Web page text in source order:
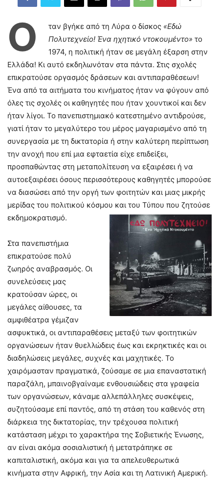
Ό ταν βγήκε από τη Λύρα ο δίσκος «Εδώ
Πολυτεχνείο! Ένα ηχητικό ντοκουμέντο» το
1974, η πολιτική ήταν σε μεγάλη έξαρση στην
Ελλάδα! Κι αυτό εκδηλωνόταν στα πάντα. Στις σχολές
επικρατούσε οργασμός δράσεων και αντιπαραθέσεων!
Ένα από τα αιτήματα του κινήματος ήταν να φύγουν από
όλες τις σχολές οι καθηγητές που ήταν χουντικοί και δεν
ήταν λίγοι. Το πανεπιστημιακό κατεστημένο αντιδρούσε,
γιατί ήταν το μεγαλύτερο του μέρος μαγαρισμένο από τη
συνεργασία με τη δικτατορία ή στην καλύτερη περίπτωση
την ανοχή που επί μια εφταετία είχε επιδείξει,
προσπαθώντας στη μεταπολίτευση να εξαιρέσει ή να
αυτοεξαιρέσει όσους περισσότερους καθηγητές μπορούσε
να διασώσει από την οργή των φοιτητών και μιας μικρής
μερίδας του πολιτικού κόσμου και του Τύπου που ζητούσε
εκδημοκρατισμό.
Στα πανεπιστήμια
επικρατούσε πολύ
ζωηρός αναβρασμός. Οι
συνελεύσεις μας
κρατούσαν ώρες, οι
μεγάλες αίθουσες, τα
αμφιθέατρα γέμιζαν
ασφυκτικά, οι αντιπαραθέσεις μεταξύ των φοιτητικών
οργανώσεων ήταν θυελλώδεις έως και εκρηκτικές και οι
διαδηλώσεις μεγάλες, συχνές και μαχητικές. Το
χαιρόμασταν πραγματικά, ζούσαμε σε μια επαναστατική
παραζάλη, μπαινοβγαίναμε ενθουσιώδεις στα γραφεία
των οργανώσεων, κάναμε αλλεπάλληλες συσκέψεις,
συζητούσαμε επί παντός, από τη στάση του καθενός στη
διάρκεια της δικτατορίας, την τρέχουσα πολιτική
κατάσταση μέχρι το χαρακτήρα της Σοβιετικής Ένωσης,
αν είναι ακόμα σοσιαλιστική ή μετατράπηκε σε
καπιταλιστική, ακόμα και για τα απελευθερωτικά
κινήματα στην Αφρική, την Ασία και τη Λατινική Αμερική.